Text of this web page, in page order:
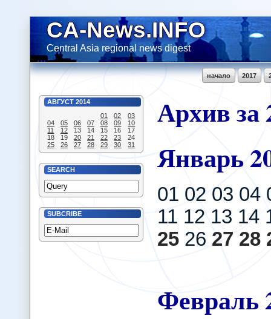
CA-News.INFO
Central Asia regional news digest
2017
начало
АВГУСТ 2014
01
02
03
04
05 06 07 08 09
10
11
12 13 14 15 16
17
18
19 20 21 22 23
24
25
26 27 28 29 30 31
SEARCH
SUBCRIBE
Архив за
Январь
01 02 03 04
11 12 13 14
2526 27 28
Февраль